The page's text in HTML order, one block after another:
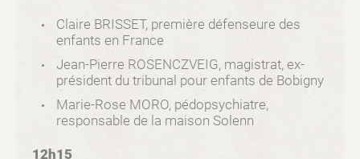
Claire BRISSET, première défenseure des
enfants en France
Jean-Pierre ROSENCZVEIG, magistrat, ex-
président du tribunal pour enfants de Bobigny
Marie-Rose MORO, pédopsychiatre,
responsable de la maison Solenn
12h15